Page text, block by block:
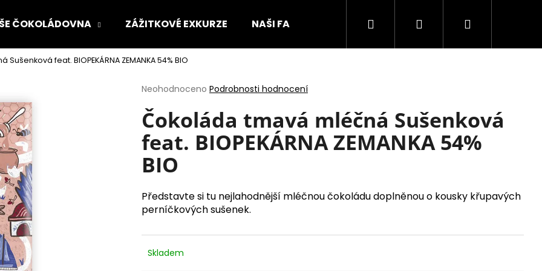
ČOKOLÁDOVNA ZÁŽITKOVÉ EXKURZE NAŠI FARMÁŘI KONTAKTY
Hledat PřihlášeníNákupní
feat. BIOPEKÁRNA ZEMANKA 54% BIO
Průměrné
produktu
je
0,0
5
hvězdiček.
Neohodnoceno Podrobnosti hodnocení
Čokoláda tmavá mléčná Sušenková
feat. BIOPEKÁRNA ZEMANKA 54%
BIO
Představte si tu nejlahodnější mléčnou čokoládu doplněnou o kousky křupavých
perníčkových sušenek.
Skladem
Co potřebujete najít?
HLEDAT